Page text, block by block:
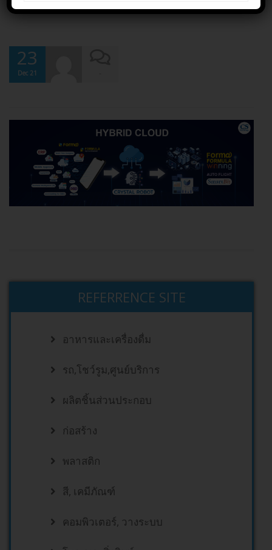
23
Dec 21
REFERRENCE SITE
อาหารและเครื่องดื่ม
รถ,โชว์รูม,ศูนย์บริการ
ผลิตชิ้นส่วนประกอบ
ก่อสร้าง
พลาสติก
สี, เคมีภัณฑ์
คอมพิวเตอร์, วางระบบ